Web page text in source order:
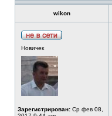
wikon
Новичек
Зарегистрирован: Ср фев 08,